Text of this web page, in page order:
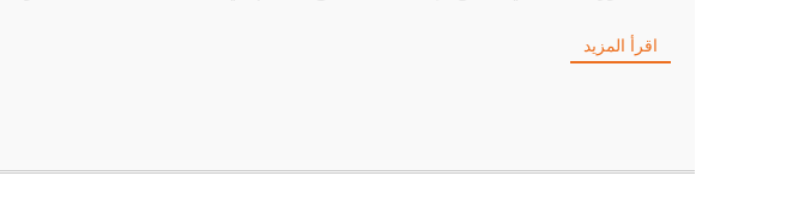
اقرأ المزيد